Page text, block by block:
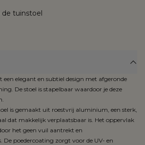
de tuinstoel
een elegant en subtiel design met afgeronde
De stoel is stapelbaar waardoor je deze
is gemaakt uit roestvrij aluminium, een sterk,
dat makkelijk verplaatsbaar is. Het oppervlak
het geen vuil aantrekt en
De poedercoating zorgt voor de UV- en